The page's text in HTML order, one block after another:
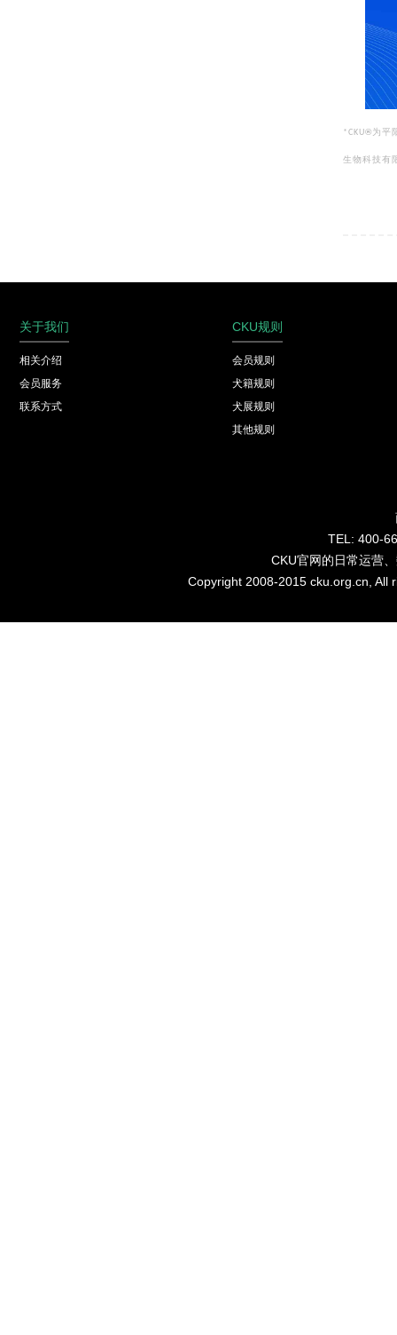
*CKU®为平
生物科技有
关于我们
相关介绍
会员服务
联系方式
CKU规则
会员规则
犬籍规则
犬展规则
其他规则
TEL: 400-
CKU官网的日常运营
Copyright 2008-2015 cku.org.cn,